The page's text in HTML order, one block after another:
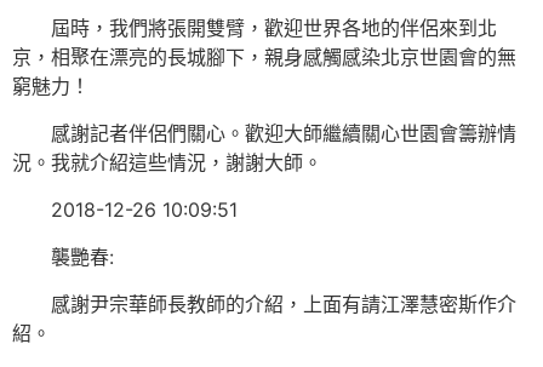
屆時，我們將張開雙臂，歡迎世界各地的伴侶來到北
京，相聚在漂亮的長城腳下，親身感觸感染北京世園會的無
窮魅力！
感謝記者伴侶們關心。歡迎大師繼續關心世園會籌辦情
況。我就介紹這些情況，謝謝大師。
2018-12-26 10:09:51
襲艷春:
感謝尹宗華師長教師的介紹，上面有請江澤慧密斯作介
紹。